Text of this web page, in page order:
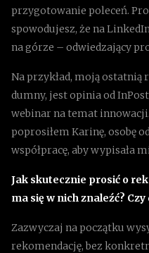
przygotowanie poleceń.
spowodujesz, że na
na górze – odwiedzający
Na przykład, moją
dumny, jest opinia od
webinar na temat
poprosiłem Karinę, osobę
współpracę, aby wypisała
Jak skutecznie prosić o
ma się w nich znaleźć?
Zazwyczaj na początku
rekomendację, bez